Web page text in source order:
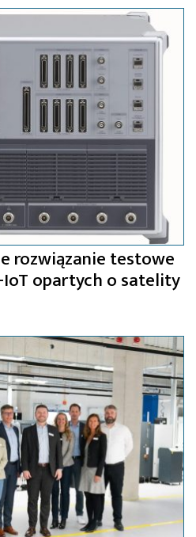
rozwiązanie testowe
opartych o satelity